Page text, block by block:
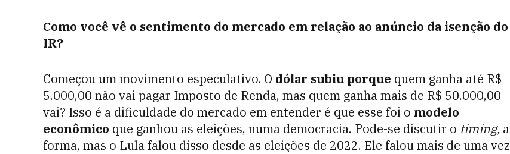
Como você vê o sentimento do mercado em relação ao anúncio da isenção do
IR?
Começou um movimento especulativo. O dólar subiu porque quem ganha até R$
5.000,00 não vai pagar Imposto de Renda, mas quem ganha mais de R$ 50.000,00
vai? Isso é a dificuldade do mercado em entender é que esse foi o modelo
econômico que ganhou as eleições, numa democracia. Pode-se discutir o timing, a
forma, mas o Lula falou disso desde as eleições de 2022. Ele falou mais de uma vez